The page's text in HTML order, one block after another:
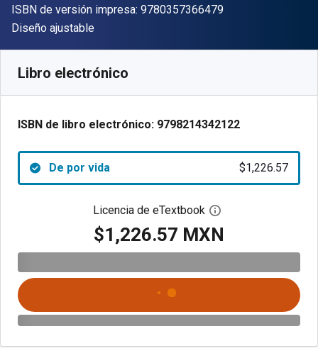
ISBN de versión impresa: 9780357366479"ISBN-13
Formato
Diseño ajustable
Libro electrónico
ISBN de libro electrónico: 9798214342122
De por vida $1,226.57
Licencia de eTextbook Abre el cuadro de
$1,226.57 MXN